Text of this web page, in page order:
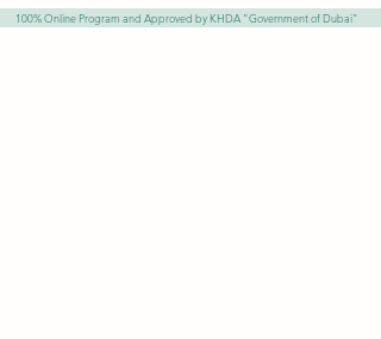
100% Online Program and Approved by KHDA "Government of Dubai"